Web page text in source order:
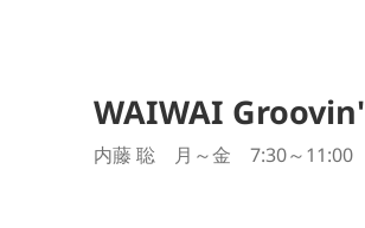
WAIWAI Groovin'
内藤 聡 月～金 7:30～11:00